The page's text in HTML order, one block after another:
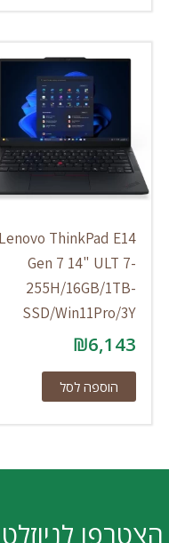
Lenovo ThinkPad
Gen 7 14"
255H/16GB/
SSD/
₪
לסל
לניוזלטר